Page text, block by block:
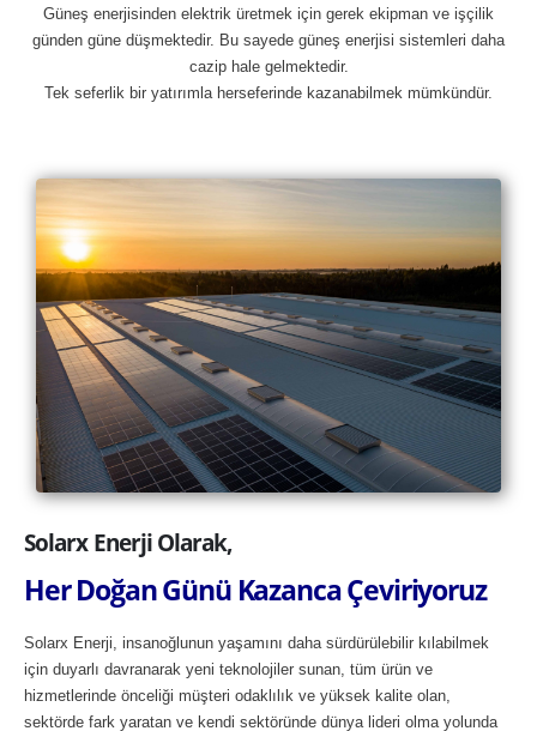
Güneş enerjisinden elektrik üretmek için gerek ekipman ve işçilik
günden güne düşmektedir. Bu sayede güneş enerjisi sistemleri daha
cazip hale gelmektedir.
Tek seferlik bir yatırımla herseferinde kazanabilmek mümkündür.
Solarx Enerji Olarak,
Her Doğan Günü Kazanca Çeviriyoruz
Solarx Enerji, insanoğlunun yaşamını daha sürdürülebilir kılabilmek
için duyarlı davranarak yeni teknolojiler sunan, tüm ürün ve
hizmetlerinde önceliği müşteri odaklılık ve yüksek kalite olan,
sektörde fark yaratan ve kendi sektöründe dünya lideri olma yolunda